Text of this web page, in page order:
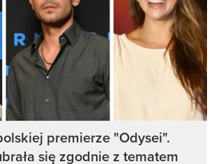
premierze "Odysei".
się zgodnie z tematem